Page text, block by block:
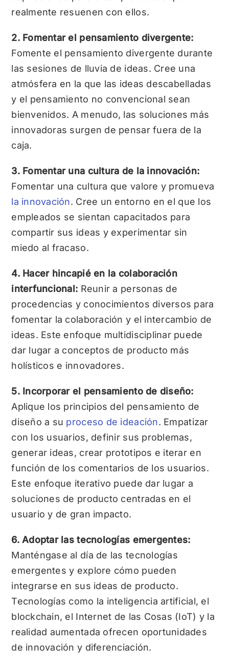
realmente resuenen con ellos.
2. Fomentar el pensamiento divergente:
Fomente el pensamiento divergente durante
las sesiones de lluvia de ideas. Cree una
atmósfera en la que las ideas descabelladas
y el pensamiento no convencional sean
bienvenidos. A menudo, las soluciones más
innovadoras surgen de pensar fuera de la
caja.
3. Fomentar una cultura de la innovación:
Fomentar una cultura que valore y promueva
la innovación. Cree un entorno en el que los
empleados se sientan capacitados para
compartir sus ideas y experimentar sin
miedo al fracaso.
4. Hacer hincapié en la colaboración
interfuncional: Reunir a personas de
procedencias y conocimientos diversos para
fomentar la colaboración y el intercambio de
ideas. Este enfoque multidisciplinar puede
dar lugar a conceptos de producto más
holísticos e innovadores.
5. Incorporar el pensamiento de diseño:
Aplique los principios del pensamiento de
diseño a su proceso de ideación. Empatizar
con los usuarios, definir sus problemas,
generar ideas, crear prototipos e iterar en
función de los comentarios de los usuarios.
Este enfoque iterativo puede dar lugar a
soluciones de producto centradas en el
usuario y de gran impacto.
6. Adoptar las tecnologías emergentes:
Manténgase al día de las tecnologías
emergentes y explore cómo pueden
integrarse en sus ideas de producto.
Tecnologías como la inteligencia artificial, el
blockchain, el Internet de las Cosas (IoT) y la
realidad aumentada ofrecen oportunidades
de innovación y diferenciación.